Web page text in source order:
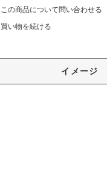
この商品について問い合わせる
買い物を続ける
イメージ